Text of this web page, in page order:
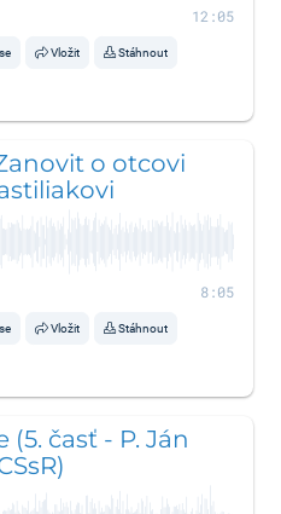
12:05
Vložit Stáhnout
o otcovi
8:05
Vložit Stáhnout
časť - P. Ján